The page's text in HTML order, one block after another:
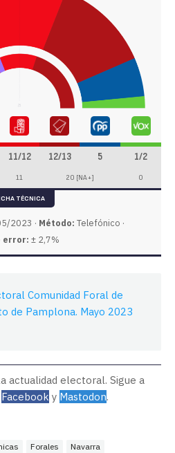
11/12 12/13 5 1/2
11 20 [NA+] 0
TÉCNICA
2023 · Método: Telefónico ·
error: ± 2,7%
Comunidad Foral de
de Pamplona. Mayo 2023
actualidad electoral. Sigue a
Facebook y Mastodon.
Forales
Navarra